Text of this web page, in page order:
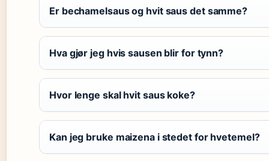
Er bechamelsaus og hvit saus det samme?
Hva gjør jeg hvis sausen blir for tynn?
Hvor lenge skal hvit saus koke?
Kan jeg bruke maizena i stedet for hvetemel?